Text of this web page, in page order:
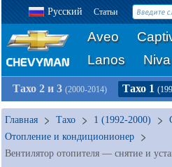
Русский Статьи
Aveo
Lanos
Niva
Тахо 2 и 3 (2000-2014) Тахо 1
Главная Тахо 1 (1992-2000)
Отопление и кондиционионер
Вентилятор отопителя — снятие и